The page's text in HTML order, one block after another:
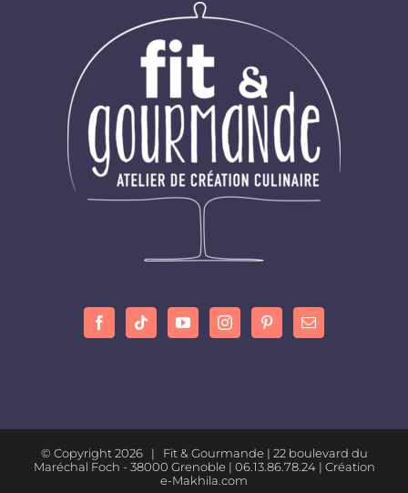
© Copyright2026 | Fit & Gourmande | 22 boulevard du
Maréchal Foch - 38000 Grenoble | 06.13.86.78.24 | Création
e-Makhila.com